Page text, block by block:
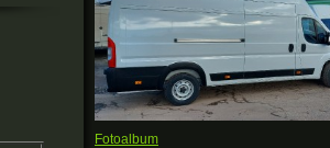
Fotoalbum